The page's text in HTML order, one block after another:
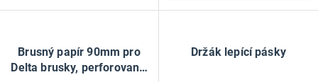
Brusný papír 90mm pro
Delta brusky, perforovaný,
Držák lepící pásky